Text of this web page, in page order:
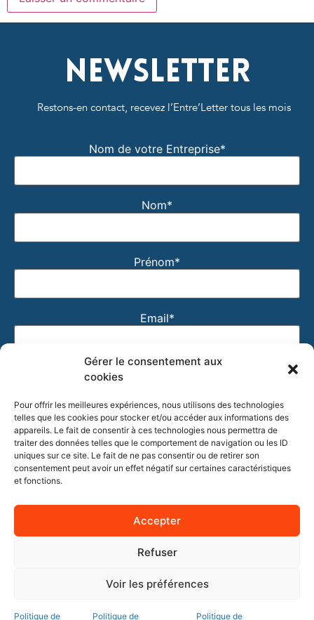
Gérer le consentement aux
cookies
Pour offrir les meilleures expériences, nous utilisons des technologies
telles que les cookies pour stocker et/ou accéder aux informations des
appareils. Le fait de consentir à ces technologies nous permettra de
traiter des données telles que le comportement de navigation ou les ID
uniques sur ce site. Le fait de ne pas consentir ou de retirer son
consentement peut avoir un effet négatif sur certaines caractéristiques
et fonctions.
Accepter
Refuser
Voir les préférences
Politique de Politique de Politique de
Newsletter
Restons-en contact, recevez l’Entre’Letter tous les mois
Nom de votre Entreprise*
Nom*
Prénom*
Email*
J'accepte que mon email soit utilisé pour recevoir
l'Association. Vous pourrez vous désinscrire en
cliquant sur le lien de désabonnement présent dans
nos newsletters.